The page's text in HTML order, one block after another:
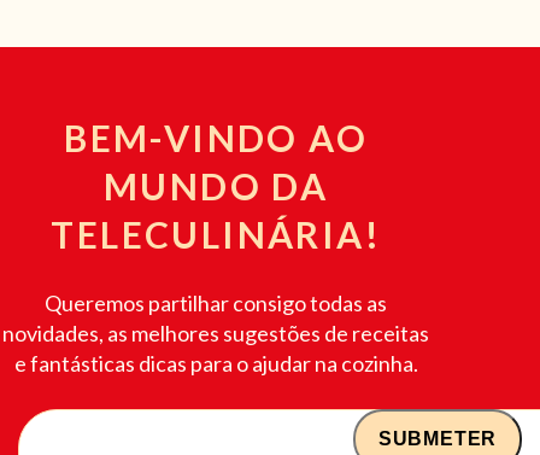
BEM-VINDO AO
MUNDO DA
TELECULINÁRIA!
Queremos partilhar consigo todas as
novidades, as melhores sugestões de receitas
e fantásticas dicas para o ajudar na cozinha.